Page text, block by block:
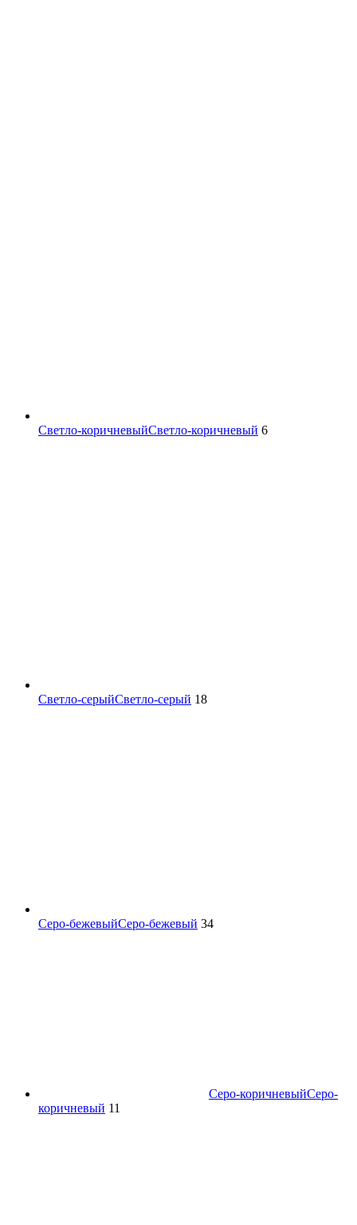
Светло-коричневыйСветло-коричневый 6
Светло-серыйСветло-серый 18
Серо-бежевыйСеро-бежевый 34
Серо-коричневыйСеро-
коричневый 11